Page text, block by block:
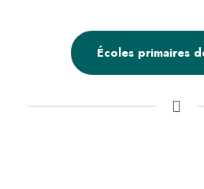
Écoles primaires